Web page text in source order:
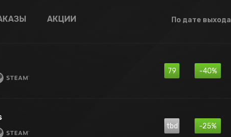
АКЦИИ По дате выхода
79 -40%
tbd -25%